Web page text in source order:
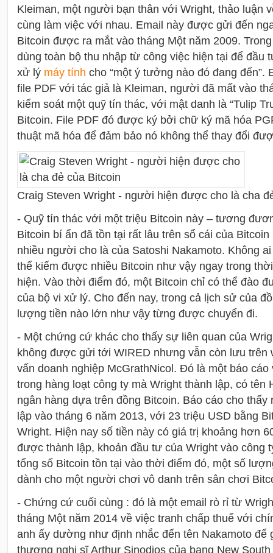
Kleiman, một người bạn thân với Wright, thảo luận
cùng làm việc với nhau. Email này được gửi đến
Bitcoin được ra mắt vào tháng Một năm 2009.
dùng toàn bộ thu nhập từ công việc hiện tại để đầu
xử lý máy tính cho “một ý tưởng nào đó đang đến”.
file PDF với tác giả là Kleiman, người đã mất vào
kiểm soát một quỹ tín thác, với mật danh là “Tulip
Bitcoin. File PDF đó được ký bởi chữ ký mã hóa
thuật mã hóa để đảm bảo nó không thể thay đổi
Craig Steven Wright - người hiện được cho là cha
- Quỹ tín thác với một triệu Bitcoin này – tương
Bitcoin bí ẩn đã tồn tại rất lâu trên sổ cái của
nhiều người cho là của Satoshi Nakamoto. Không
thể kiếm được nhiều Bitcoin như vậy ngay trong
hiện. Vào thời điểm đó, một Bitcoin chỉ có thể đào
của bộ vi xử lý. Cho đến nay, trong cả lịch sử của
lượng tiền nào lớn như vậy từng được chuyển đi.
- Một chứng cứ khác cho thấy sự liên quan của
không được gửi tới WIRED nhưng vẫn còn lưu trên
vấn doanh nghiệp McGrathNicol. Đó là một báo cáo
trong hàng loạt công ty mà Wright thành lập, có tên
ngân hàng dựa trên đồng Bitcoin. Báo cáo cho thấy
lập vào tháng 6 năm 2013, với 23 triệu USD bằng
Wright. Hiện nay số tiền này có giá trị khoảng hơn
được thành lập, khoản đầu tư của Wright vào công
tổng số Bitcoin tồn tại vào thời điểm đó, một số
dành cho một người chơi vô danh trên sân chơi
- Chứng cứ cuối cùng : đó là một email rò rỉ từ
tháng Một năm 2014 về việc tranh chấp thuế với
anh ấy dường như định nhắc đến tên Nakamoto để
thượng nghị sĩ Arthur Sinodios của bang New